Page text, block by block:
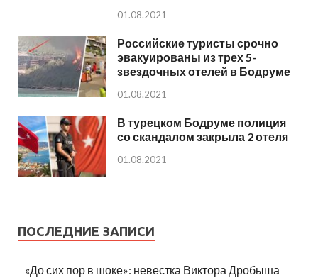
01.08.2021
Российские туристы срочно
эвакуированы из трех 5-
звездочных отелей в Бодруме
01.08.2021
В турецком Бодруме полиция
со скандалом закрыла 2 отеля
01.08.2021
ПОСЛЕДНИЕ ЗАПИСИ
«До сих пор в шоке»: невестка Виктора Дробыша